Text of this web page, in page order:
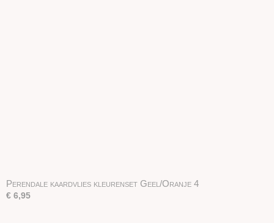
Perendale kaardvlies kleurenset Geel/Oranje 4
€ 6,95